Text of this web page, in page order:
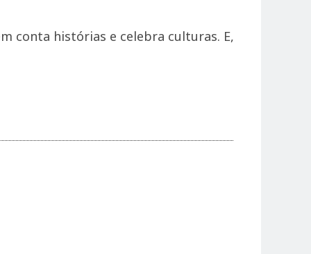
conta histórias e celebra culturas. E,